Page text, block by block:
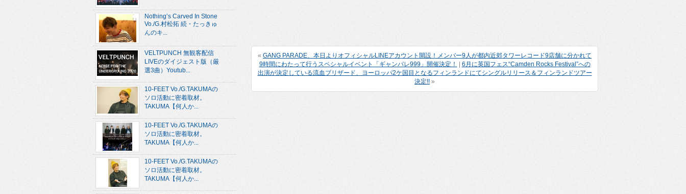
« GANG PARADE、本日よりオフィシャルLINEアカウント開設！メンバー9人が都内近郊タワーレコード9店舗に分かれて
9時間にわたって行うスペシャルイベント「ギャンパレ999」開催決定！
6月に英国フェス“Camden Rocks Festival”への
出演が決定している流血ブリザード、ヨーロッパ2ケ国目となるフィンランドにてシングルリリース＆フィンランドツアー
決定!! »
Nothing’s Carved In Stone
Vo./G.村松拓 続・たっきゅ
んのキ...
VELTPUNCH 無観客配信
LIVEのダイジェスト版（厳
選3曲）Youtub...
10-FEET Vo./G.TAKUMAの
ソロ活動に密着取材。
TAKUMA【何人か...
10-FEET Vo./G.TAKUMAの
ソロ活動に密着取材。
TAKUMA【何人か...
10-FEET Vo./G.TAKUMAの
ソロ活動に密着取材。
TAKUMA【何人か...